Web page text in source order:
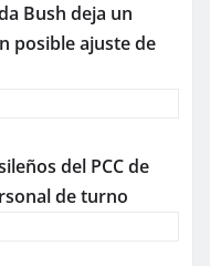
Bush deja un
posible ajuste de
del PCC de
de turno